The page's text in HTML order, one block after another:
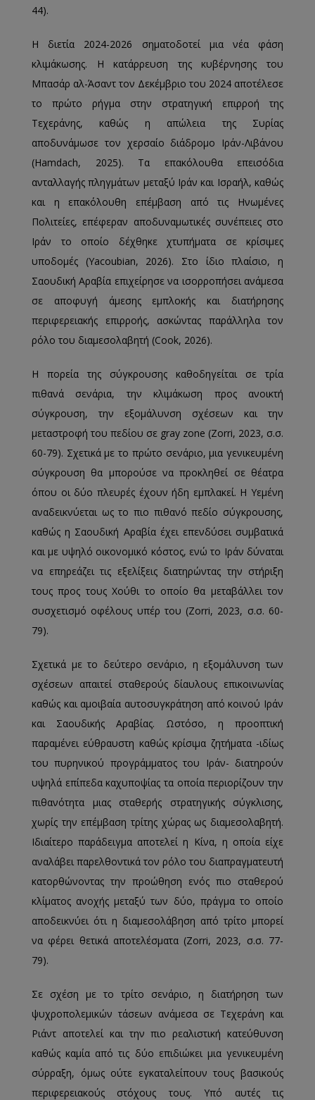
44).
Η διετία 2024-2026 σηματοδοτεί μια νέα φάση
κλιμάκωσης. Η κατάρρευση της κυβέρνησης του
Μπασάρ αλ-Άσαντ τον Δεκέμβριο του 2024 αποτέλεσε
το πρώτο ρήγμα στην στρατηγική επιρροή της
Τεχεράνης, καθώς η απώλεια της Συρίας
αποδυνάμωσε τον χερσαίο διάδρομο Ιράν-Λιβάνου
(Hamdach, 2025). Τα επακόλουθα επεισόδια
ανταλλαγής πληγμάτων μεταξύ Ιράν και Ισραήλ, καθώς
και η επακόλουθη επέμβαση από τις Ηνωμένες
Πολιτείες, επέφεραν αποδυναμωτικές συνέπειες στο
Ιράν το οποίο δέχθηκε χτυπήματα σε κρίσιμες
υποδομές (Yacoubian, 2026). Στο ίδιο πλαίσιο, η
Σαουδική Αραβία επιχείρησε να ισορροπήσει ανάμεσα
σε αποφυγή άμεσης εμπλοκής και διατήρησης
περιφερειακής επιρροής, ασκώντας παράλληλα τον
ρόλο του διαμεσολαβητή (Cook, 2026).
Η πορεία της σύγκρουσης καθοδηγείται σε τρία
πιθανά σενάρια, την κλιμάκωση προς ανοικτή
σύγκρουση, την εξομάλυνση σχέσεων και την
μεταστροφή του πεδίου σε gray zone (Zorri, 2023, σ.σ.
60-79). Σχετικά με το πρώτο σενάριο, μια γενικευμένη
σύγκρουση θα μπορούσε να προκληθεί σε θέατρα
όπου οι δύο πλευρές έχουν ήδη εμπλακεί. Η Υεμένη
αναδεικνύεται ως το πιο πιθανό πεδίο σύγκρουσης,
καθώς η Σαουδική Αραβία έχει επενδύσει συμβατικά
και με υψηλό οικονομικό κόστος, ενώ το Ιράν δύναται
να επηρεάζει τις εξελίξεις διατηρώντας την στήριξη
τους προς τους Χούθι το οποίο θα μεταβάλλει τον
συσχετισμό οφέλους υπέρ του (Zorri, 2023, σ.σ. 60-
79).
Σχετικά με το δεύτερο σενάριο, η εξομάλυνση των
σχέσεων απαιτεί σταθερούς δίαυλους επικοινωνίας
καθώς και αμοιβαία αυτοσυγκράτηση από κοινού Ιράν
και Σαουδικής Αραβίας. Ωστόσο, η προοπτική
παραμένει εύθραυστη καθώς κρίσιμα ζητήματα -ιδίως
του πυρηνικού προγράμματος του Ιράν- διατηρούν
υψηλά επίπεδα καχυποψίας τα οποία περιορίζουν την
πιθανότητα μιας σταθερής στρατηγικής σύγκλισης,
χωρίς την επέμβαση τρίτης χώρας ως διαμεσολαβητή.
Ιδιαίτερο παράδειγμα αποτελεί η Κίνα, η οποία είχε
αναλάβει παρελθοντικά τον ρόλο του διαπραγματευτή
κατορθώνοντας την προώθηση ενός πιο σταθερού
κλίματος ανοχής μεταξύ των δύο, πράγμα το οποίο
αποδεικνύει ότι η διαμεσολάβηση από τρίτο μπορεί
να φέρει θετικά αποτελέσματα (Zorri, 2023, σ.σ. 77-
79).
Σε σχέση με το τρίτο σενάριο, η διατήρηση των
ψυχροπολεμικών τάσεων ανάμεσα σε Τεχεράνη και
Ριάντ αποτελεί και την πιο ρεαλιστική κατεύθυνση
καθώς καμία από τις δύο επιδιώκει μια γενικευμένη
σύρραξη, όμως ούτε εγκαταλείπουν τους βασικούς
περιφερειακούς στόχους τους. Υπό αυτές τις